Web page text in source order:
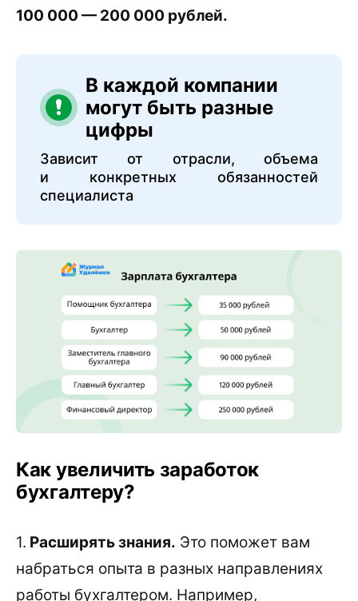
100 000 — 200 000 рублей.
В каждой компании
могут быть разные
цифры
Зависит от отрасли, объема
и конкретных обязанностей
специалиста
Как увеличить заработок
бухгалтеру?
1. Расширять знания. Это поможет вам
набраться опыта в разных направлениях
работы бухгалтером. Например,